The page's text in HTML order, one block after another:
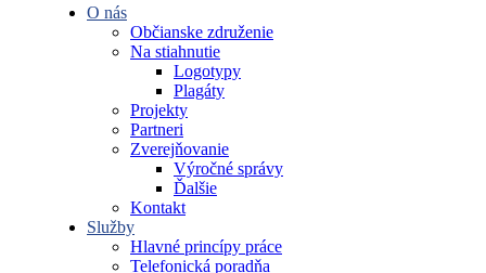
O nás
Občianske združenie
Na stiahnutie
Logotypy
Plagáty
Projekty
Partneri
Zverejňovanie
Výročné správy
Ďalšie
Kontakt
Služby
Hlavné princípy práce
Telefonická poradňa